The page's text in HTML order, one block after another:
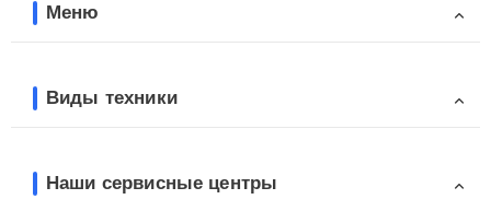
Меню
Виды техники
Наши сервисные центры